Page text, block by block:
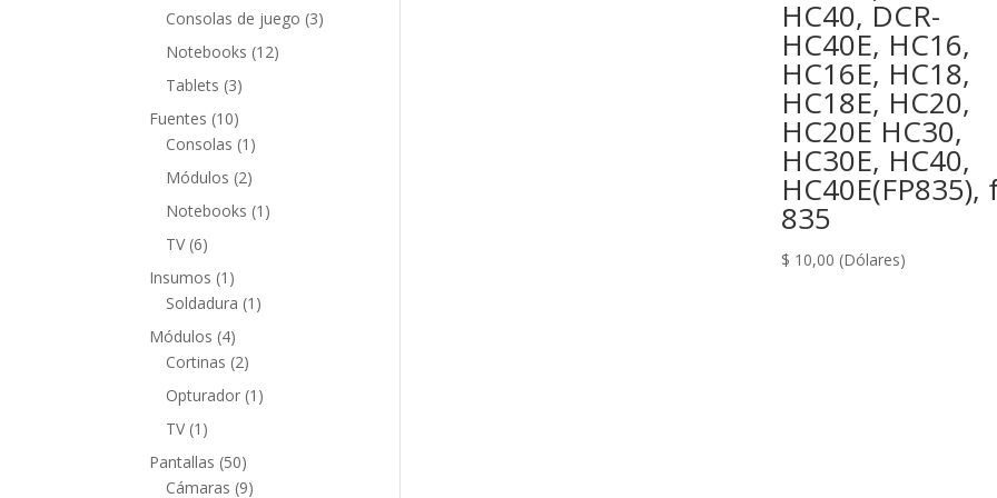
HC40, DCR-
HC40E, HC16,
HC16E, HC18,
HC18E, HC20,
HC20E HC30,
HC30E, HC40,
HC40E(FP835),
835
$ 10,00 (Dólares)
productos
Consolas de juego 33
Notebooks 1212
Tablets 33
productos
Fuentes 1010
productos
Consolas 1 1
producto
Módulos 22
productos
Notebooks 1 1
TV 66
productos
Insumos 1 1
producto
Soldadura 1 1
Módulos 44
productos
Cortinas 22
productos
Opturador 1 1
TV 1 1
producto
Pantallas 5050
productos
Cámaras 99